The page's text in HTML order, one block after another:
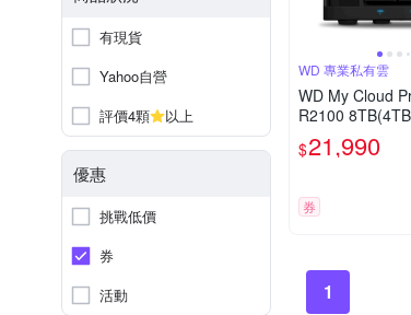
有現貨
Yahoo自營
評價4顆
以上
優惠
挑戰低價
券
活動
WD 專業私有雲
WD My Cloud
R2100
端儲存系統
$21,990
券
1